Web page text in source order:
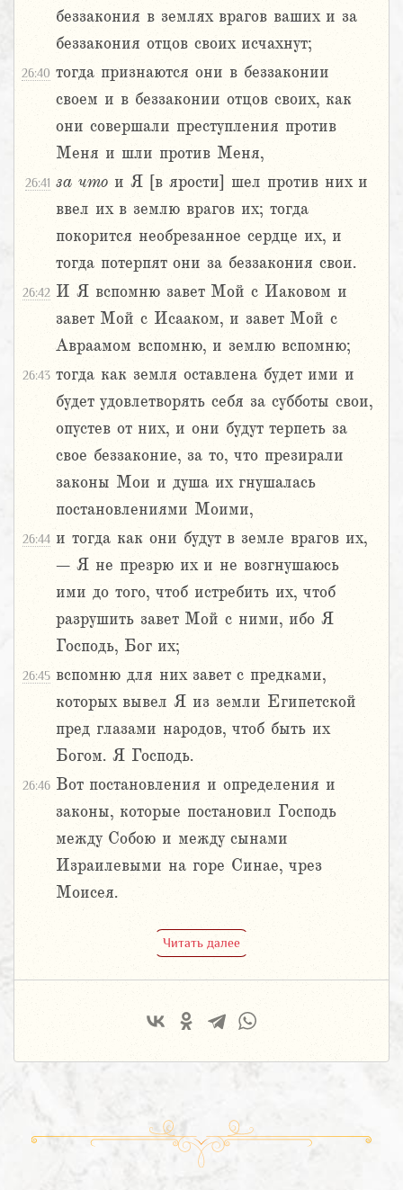
беззакония в землях врагов ваших и за
беззакония отцов своих исчахнут;
26:40 тогда признаются они в беззаконии
своем и в беззаконии отцов своих, как
они совершали преступления против
Меня и шли против Меня,
26:41 за что и Я [в ярости] шел против них и
ввел их в землю врагов их; тогда
покорится необрезанное сердце их, и
тогда потерпят они за беззакония свои.
26:42 И Я вспомню завет Мой с Иаковом и
завет Мой с Исааком, и завет Мой с
Авраамом вспомню, и землю вспомню;
26:43 тогда как земля оставлена будет ими и
будет удовлетворять себя за субботы свои,
опустев от них, и они будут терпеть за
свое беззаконие, за то, что презирали
законы Мои и душа их гнушалась
постановлениями Моими,
26:44 и тогда как они будут в земле врагов их,
– Я не презрю их и не возгнушаюсь
ими до того, чтоб истребить их, чтоб
разрушить завет Мой с ними, ибо Я
Господь, Бог их;
26:45 вспомню для них завет с предками,
которых вывел Я из земли Египетской
пред глазами народов, чтоб быть их
Богом. Я Господь.
26:46 Вот постановления и определения и
законы, которые постановил Господь
между Собою и между сынами
Израилевыми на горе Синае, чрез
Моисея.
Читать далее